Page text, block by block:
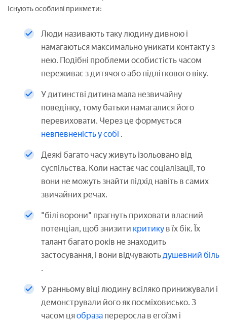
Існують особливі прикмети:
Люди називають таку людину дивною і
намагаються максимально уникати контакту з
нею. Подібні проблеми особистість часом
переживає з дитячого або підліткового віку.
У дитинстві дитина мала незвичайну
поведінку, тому батьки намагалися його
перевиховати. Через це формується
невпевненість у собі .
Деякі багато часу живуть ізольовано від
суспільства. Коли настає час соціалізації, то
вони не можуть знайти підхід навіть в самих
звичайних речах.
"білі ворони" прагнуть приховати власний
потенціал, щоб знизити критику в їх бік. Їх
талант багато років не знаходить
застосування, і вони відчувають душевний біль
.
У ранньому віці людину всіляко принижували і
демонстрували його як посміховисько. З
часом цяобраза переросла в егоїзм і